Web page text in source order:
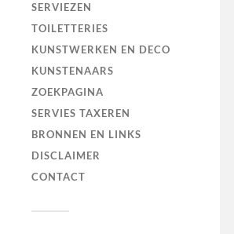
SERVIEZEN
TOILETTERIES
KUNSTWERKEN EN DECO
KUNSTENAARS
ZOEKPAGINA
SERVIES TAXEREN
BRONNEN EN LINKS
DISCLAIMER
CONTACT